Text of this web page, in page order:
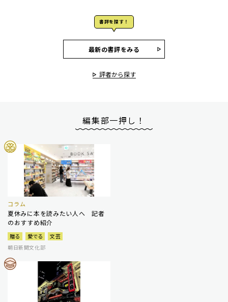
書評を探す！
最新の書評をみる
評者から探す
編集部一押し！
コラム
夏休みに本を読みたい人へ 記者
のおすすめ紹介
贈る 愛でる
文芸
朝日新聞文化部